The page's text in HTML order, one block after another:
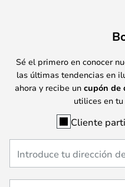
Sé el primero en conocer
las últimas tendencias en
ahora y recibe un cupón de
utilices en
Cliente